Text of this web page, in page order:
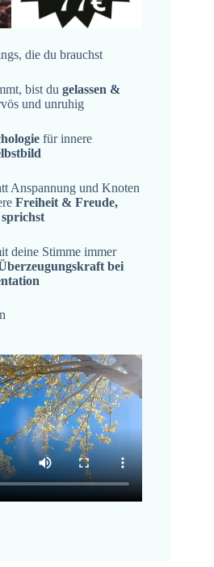
die du brauchst
bist du gelassen &
und unruhig
für innere
Anspannung und Knoten
Freiheit & Freude,
deine Stimme immer
bei